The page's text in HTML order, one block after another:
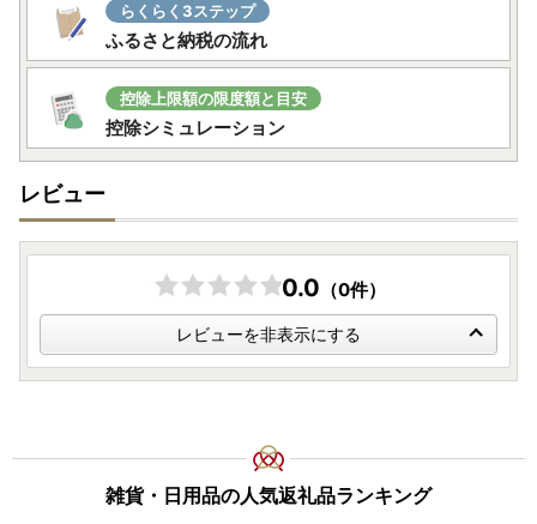
らくらく3ステップ
ふるさと納税の流れ
控除上限額の限度額と目安
控除シミュレーション
レビュー
0.0 （0件）
レビューを非表示にする
雑貨・日用品の人気返礼品ランキング